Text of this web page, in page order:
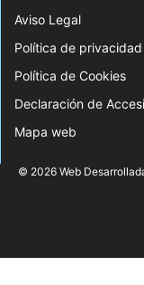
Aviso Legal
Política de privacidad
Política de Cookies
Declaración de
Mapa web
© 2026 Web